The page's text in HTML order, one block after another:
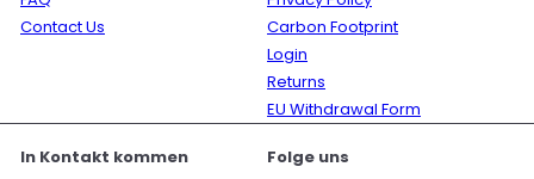
Contact Us
Carbon Footprint
Login
Returns
EU Withdrawal Form
In Kontakt kommen
Folge uns